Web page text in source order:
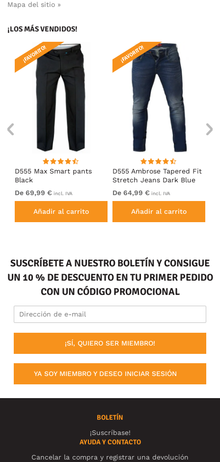
Mapa del sitio »
¡LOS MÁS VENDIDOS!
D555 Max Smart pants
Black
¡FAVORITO!
De 69,99 € incl. IVA
Añadir al carrito
D555 Ambrose Tapered Fit
Stretch Jeans Dark Blue
¡FAVORITO!
De 64,99 € incl. IVA
Añadir al carrito
SUSCRÍBETE A NUESTRO BOLETÍN Y CONSIGUE
UN 10 % DE DESCUENTO EN TU PRIMER PEDIDO
CON UN CÓDIGO PROMOCIONAL
¡SÍ, QUIERO SER MIEMBRO!
YA SOY MIEMBRO Y DESEO INICIAR SESIÓN
BOLETÍN
¡Suscríbase!
AYUDA Y CONTACTO
Cancelar la compra y registrar una devolución